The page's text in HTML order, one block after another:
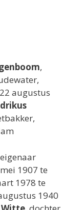
,
augustus
1907 te
1978 te
1940